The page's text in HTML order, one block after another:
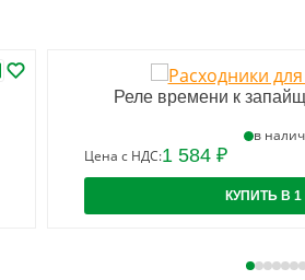
Реле времени к
в
Цена с НДС:1 584 ₽
КУПИТЬ В 1